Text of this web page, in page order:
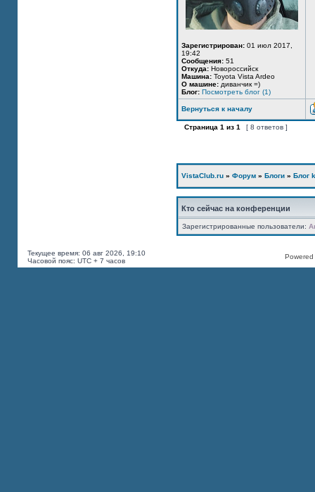
Зарегистрирован: 01 июл 2017,
19:42
Сообщения: 51
Откуда: Новороссийск
Машина: Toyota Vista Ardeo
О машине: диванчик =)
Блог: Посмотреть блог (1)
Вернуться к началу
Страница 1 из 1 [ 8 ответов ]
VistaClub.ru » Форум » Блоги » Блог
Кто сейчас на конференции
Зарегистрированные пользователи:
Текущее время: 06 авг 2026, 19:10
Часовой пояс: UTC + 7 часов